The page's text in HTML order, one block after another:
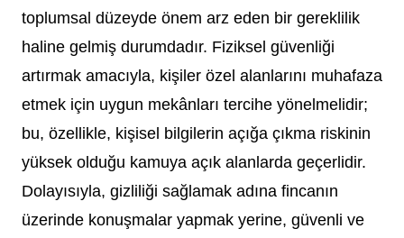
toplumsal düzeyde önem arz eden bir gereklilik
haline gelmiş durumdadır. Fiziksel güvenliği
artırmak amacıyla, kişiler özel alanlarını muhafaza
etmek için uygun mekânları tercihe yönelmelidir;
bu, özellikle, kişisel bilgilerin açığa çıkma riskinin
yüksek olduğu kamuya açık alanlarda geçerlidir.
Dolayısıyla, gizliliği sağlamak adına fincanın
üzerinde konuşmalar yapmak yerine, güvenli ve